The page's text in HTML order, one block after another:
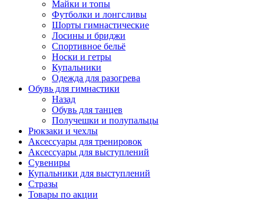
Майки и топы
Футболки и лонгсливы
Шорты гимнастические
Лосины и бриджи
Спортивное бельё
Носки и гетры
Купальники
Одежда для разогрева
Обувь для гимнастики
Назад
Обувь для танцев
Получешки и полупальцы
Рюкзаки и чехлы
Аксессуары для тренировок
Аксессуары для выступлений
Сувениры
Купальники для выступлений
Стразы
Товары по акции